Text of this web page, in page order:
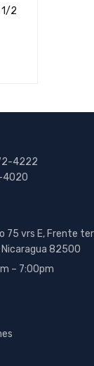
1/2
4222
4020
75 vrs E, Frente
Nicaragua 82500
– 7:00pm